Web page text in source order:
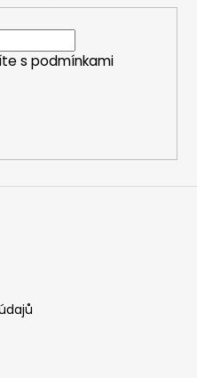
s podmínkami